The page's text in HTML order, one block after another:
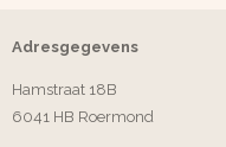
Adresgegevens
Hamstraat 18B
6041 HB Roermond